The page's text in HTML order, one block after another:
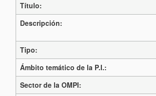
Título:
Descripción:
Tipo:
Ámbito temático de la P.I.:
Sector de la OMPI: